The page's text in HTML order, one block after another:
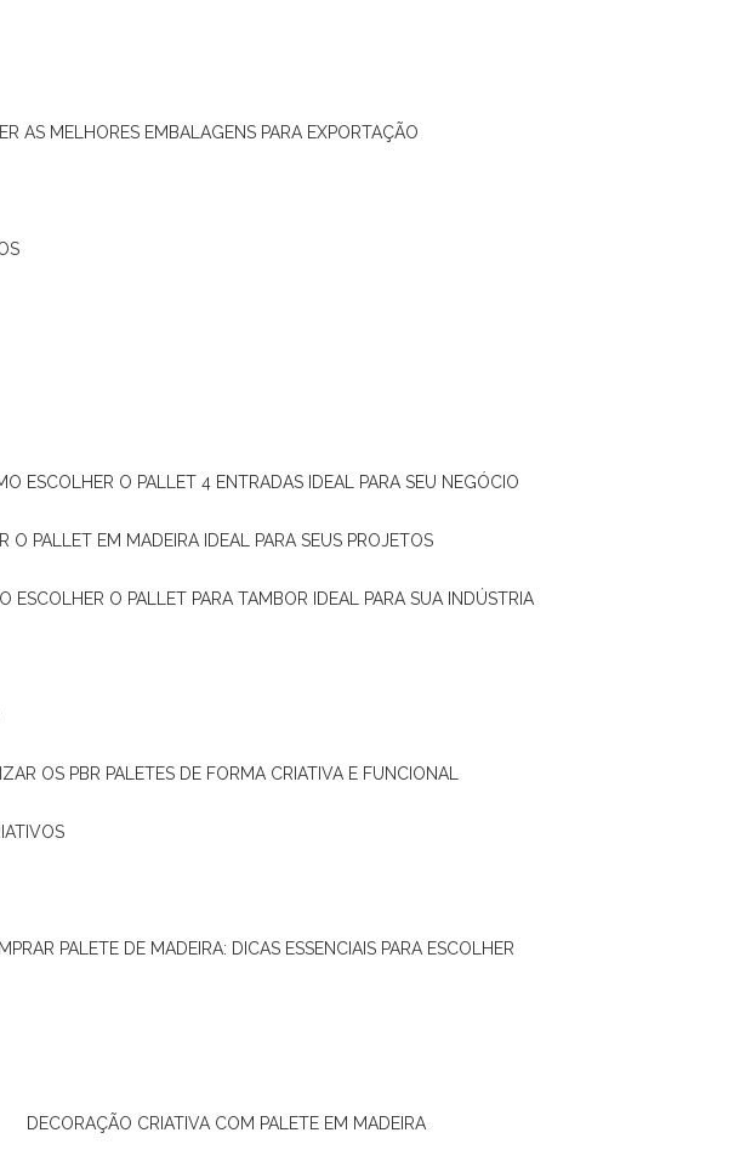
AS MELHORES EMBALAGENS PARA EXPORTAÇÃO
ESCOLHER O PALLET 4 ENTRADAS IDEAL PARA SEU NEGÓCIO
O PALLET EM MADEIRA IDEAL PARA SEUS PROJETOS
ESCOLHER O PALLET PARA TAMBOR IDEAL PARA SUA INDÚSTRIA
OS PBR PALETES DE FORMA CRIATIVA E FUNCIONAL
PALETE DE MADEIRA: DICAS ESSENCIAIS PARA ESCOLHER
DECORAÇÃO CRIATIVA COM PALETE EM MADEIRA